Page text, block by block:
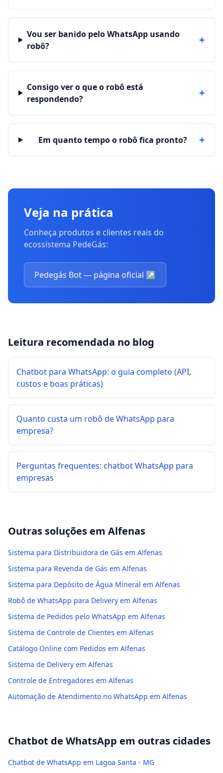
Vou ser banido pelo WhatsApp usando
robô?
+
Consigo ver o que o robô está
respondendo?
+
Em quanto tempo o robô fica pronto? +
Veja na prática
Conheça produtos e clientes reais do
ecossistema PedeGás:
Pedegás Bot — página oficial ↗
Leitura recomendada no blog
Chatbot para WhatsApp: o guia completo (API,
custos e boas práticas)
Quanto custa um robô de WhatsApp para
empresa?
Perguntas frequentes: chatbot WhatsApp para
empresas
Outras soluções em Alfenas
Sistema para Distribuidora de Gás em Alfenas
Sistema para Revenda de Gás em Alfenas
Sistema para Depósito de Água Mineral em Alfenas
Robô de WhatsApp para Delivery em Alfenas
Sistema de Pedidos pelo WhatsApp em Alfenas
Sistema de Controle de Clientes em Alfenas
Catálogo Online com Pedidos em Alfenas
Sistema de Delivery em Alfenas
Controle de Entregadores em Alfenas
Automação de Atendimento no WhatsApp em Alfenas
Chatbot de WhatsApp em outras cidades
Chatbot de WhatsApp em Lagoa Santa - MG